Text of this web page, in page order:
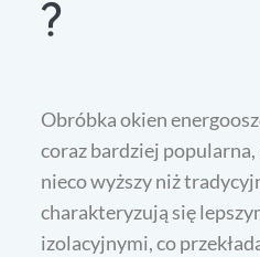
?
Obróbka okien
coraz bardziej popularna,
nieco wyższy niż
charakteryzują się
izolacyjnymi, co